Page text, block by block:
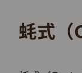
蚝式（